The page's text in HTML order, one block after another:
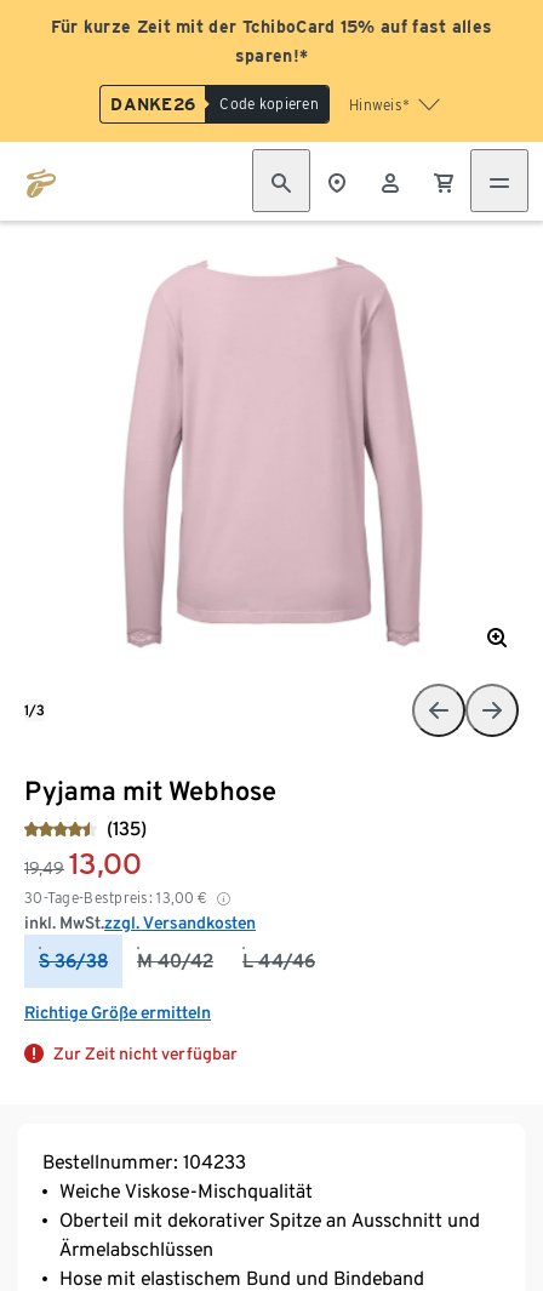
Für kurze Zeit mit der TchiboCard 15% auf fast alles
sparen!*
DANKE26 Code kopieren Hinweis*
Pyjama mit Webhose
(135)
19,49 13,00
30-Tage-Bestpreis: 13,00 €
inkl. MwSt.zzgl. Versandkosten
S 36/38 M 40/42 L 44/46
Richtige Größe ermitteln
Zur Zeit nicht verfügbar
1/3
Bestellnummer: 104233
Weiche Viskose-Mischqualität
Oberteil mit dekorativer Spitze an Ausschnitt und
Ärmelabschlüssen
Hose mit elastischem Bund und Bindeband